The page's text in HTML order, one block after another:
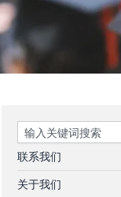
Search
联系我们
关于我们